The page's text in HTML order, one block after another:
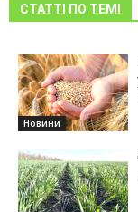
СТАТТІ ПО ТЕМІ
Новини